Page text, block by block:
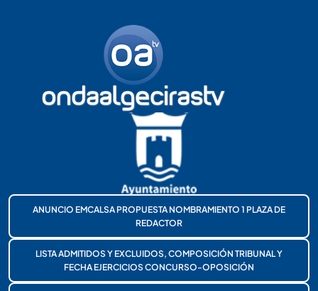
ANUNCIO EMCALSA PROPUESTA NOMBRAMIENTO 1 PLAZA DE
REDACTOR
LISTA ADMITIDOS Y EXCLUIDOS, COMPOSICIÓN TRIBUNAL Y
FECHA EJERCICIOS CONCURSO-OPOSICIÓN